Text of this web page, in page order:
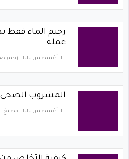
رجيم الماء فقط
عمله
١٢ أغسطس ٢٠٢٠ رجيم
المشروب
١٢ أغسطس ٢٠٢٠ مطبخ